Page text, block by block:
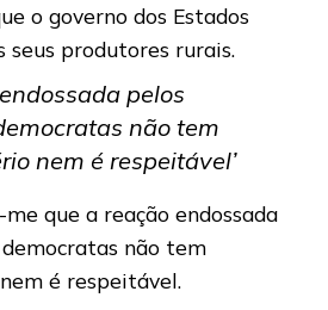
o governo dos Estados
seus produtores rurais.
pelos
não tem
nem é respeitável’
que a reação endossada
não tem
é respeitável.